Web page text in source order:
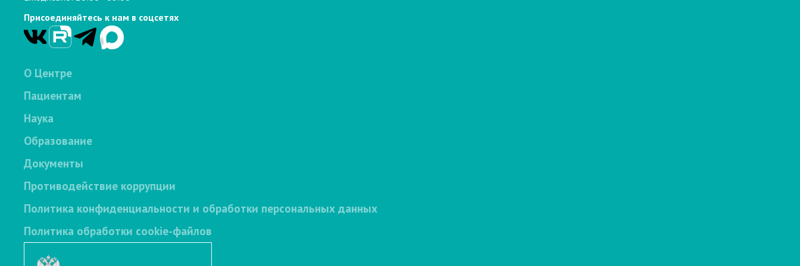
Присоединяйтесь к нам в соцсетях
О Центре
Пациентам
Наука
Образование
Документы
Противодействие коррупции
Политика конфиденциальности и обработки персональных данных
Политика обработки cookie-файлов